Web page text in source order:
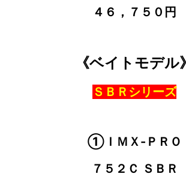
４６，７５０円
《ベイトモデル》
ＳＢＲシリーズ
①ＩＭＸ-ＰＲＯ
７５２Ｃ ＳＢＲ